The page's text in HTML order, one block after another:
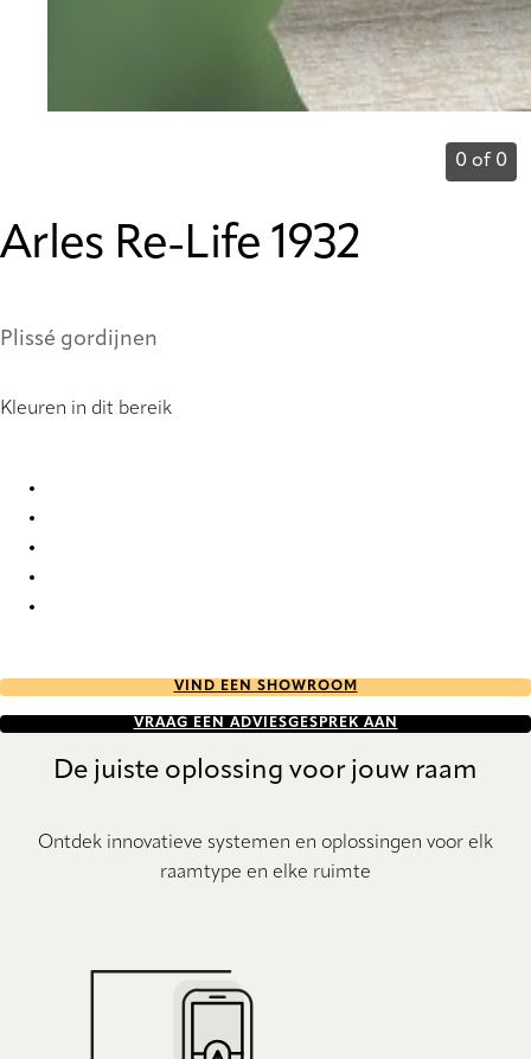
0 of 0
Arles Re-Life 1932
Plissé gordijnen
Kleuren in dit bereik
VIND EEN SHOWROOM
VRAAG EEN ADVIESGESPREK AAN
De juiste oplossing voor jouw raam
Ontdek innovatieve systemen en oplossingen voor elk
raamtype en elke ruimte